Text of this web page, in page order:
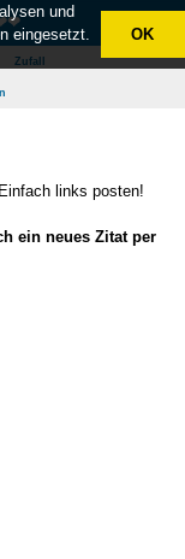
Zufall
links posten!
ein neues Zitat per
und
eingesetzt.
OK